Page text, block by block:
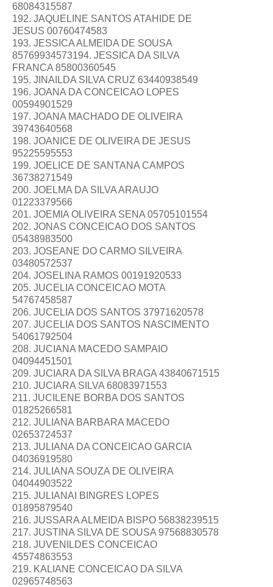
68084315587
192. JAQUELINE SANTOS ATAHIDE DE
JESUS 00760474583
193. JESSICA ALMEIDA DE SOUSA
85769934573194. JESSICA DA SILVA
FRANCA 85800360545
195. JINAILDA SILVA CRUZ 63440938549
196. JOANA DA CONCEICAO LOPES
00594901529
197. JOANA MACHADO DE OLIVEIRA
39743640568
198. JOANICE DE OLIVEIRA DE JESUS
95225595553
199. JOELICE DE SANTANA CAMPOS
36738271549
200. JOELMA DA SILVA ARAUJO
01223379566
201. JOEMIA OLIVEIRA SENA 05705101554
202. JONAS CONCEICAO DOS SANTOS
05438983500
203. JOSEANE DO CARMO SILVEIRA
03480572537
204. JOSELINA RAMOS 00191920533
205. JUCELIA CONCEICAO MOTA
54767458587
206. JUCELIA DOS SANTOS 37971620578
207. JUCELIA DOS SANTOS NASCIMENTO
54061792504
208. JUCIANA MACEDO SAMPAIO
04094451501
209. JUCIARA DA SILVA BRAGA 43840671515
210. JUCIARA SILVA 68083971553
211. JUCILENE BORBA DOS SANTOS
01825266581
212. JULIANA BARBARA MACEDO
02653724537
213. JULIANA DA CONCEICAO GARCIA
04036919580
214. JULIANA SOUZA DE OLIVEIRA
04044903522
215. JULIANAI BINGRES LOPES
01895879540
216. JUSSARA ALMEIDA BISPO 56838239515
217. JUSTINA SILVA DE SOUSA 97568830578
218. JUVENILDES CONCEICAO
45574863553
219. KALIANE CONCEICAO DA SILVA
02965748563